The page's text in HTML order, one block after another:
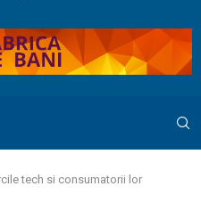
tech si consumatorii lor